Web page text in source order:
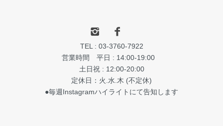
TEL : 03-3760-7922
営業時間 平日 : 14:00-19:00
土日祝 : 12:00-20:00
定休日：火.水.木 (不定休)
●毎週Instagramハイライトにて告知します